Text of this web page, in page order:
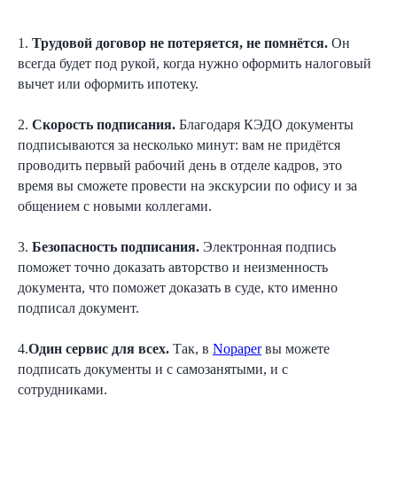
1. Трудовой договор не потеряется, не помнётся. Он
всегда будет под рукой, когда нужно оформить налоговый
вычет или оформить ипотеку.
2. Скорость подписания. Благодаря КЭДО документы
подписываются за несколько минут: вам не придётся
проводить первый рабочий день в отделе кадров, это
время вы сможете провести на экскурсии по офису и за
общением с новыми коллегами.
3. Безопасность подписания. Электронная подпись
поможет точно доказать авторство и неизменность
документа, что поможет доказать в суде, кто именно
подписал документ.
4.Один сервис для всех. Так, в Nopaperвы можете
подписать документы и с самозанятыми, и с
сотрудниками.
Согласенна обработку персональных
данных в соответствии сПолитикой
Согласен
получать полезную
информацию ирекламуот Nopaper